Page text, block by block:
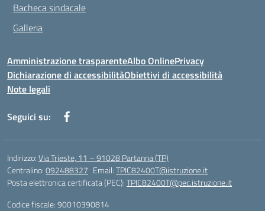
Bacheca sindacale
Galleria
Amministrazione trasparenteAlbo OnlinePrivacy
Dichiarazione di accessibilitàObiettivi di accessibilità
Note legali
Seguici su:
Indirizzo:Via Trieste, 11 – 91028 Partanna (TP)
Centralino:092488327 Email:TPIC82400T@istruzione.it
Posta elettronica certificata (PEC):TPIC82400T@pec.istruzione.it
Codice fiscale: 90010390814